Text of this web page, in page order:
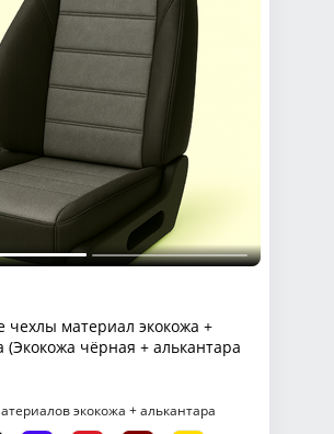
материал экокожа +
(Экокожа чёрная + алькантара
экокожа + алькантара